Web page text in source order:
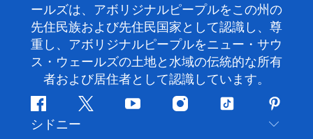
ールズは、アボリジナルピープルをこの州の
先住民族および先住民国家として認識し、尊
重し、アボリジナルピープルをニュー・サウ
ス・ウェールズの土地と水域の伝統的な所有
者および居住者として認識しています。
フ
ェ
ツ
ユ
イ
テ
ピ
ン
シドニー